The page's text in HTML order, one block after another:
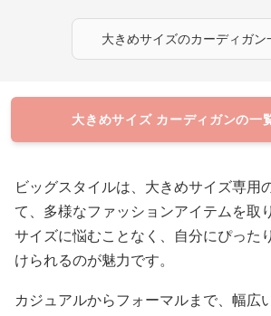
ン
大きめサイズのカーディガン
大きめサイズ カーディガンの一
ビッグスタイルは、大きめサイズ専用
て、多様なファッションアイテムを取
サイズに悩むことなく、自分にぴった
けられるのが魅力です。
カジュアルからフォーマルまで、幅広